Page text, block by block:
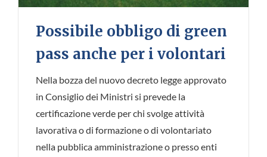
Possibile obbligo di green
pass anche per i volontari
Nella bozza del nuovo decreto legge approvato
in Consiglio dei Ministri si prevede la
certificazione verde per chi svolge attività
lavorativa o di formazione o di volontariato
nella pubblica amministrazione o presso enti